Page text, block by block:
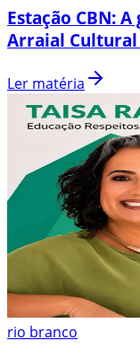
Estação CBN:
Arraial Cultural
Ler matéria
rio branco